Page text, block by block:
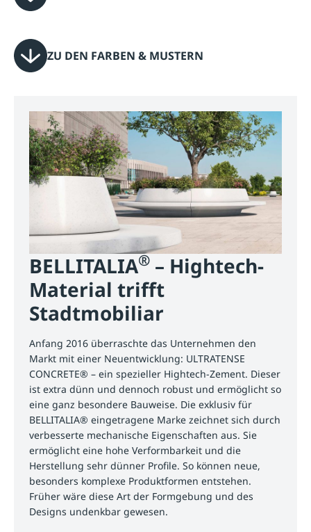
ZU DEN FARBEN & MUSTERN
BELLITALIA® – Hightech-
Material trifft
Stadtmobiliar
Anfang 2016 überraschte das Unternehmen den
Markt mit einer Neuentwicklung: ULTRATENSE
CONCRETE® – ein spezieller Hightech-Zement. Dieser
ist extra dünn und dennoch robust und ermöglicht so
eine ganz besondere Bauweise. Die exklusiv für
BELLITALIA® eingetragene Marke zeichnet sich durch
verbesserte mechanische Eigenschaften aus. Sie
ermöglicht eine hohe Verformbarkeit und die
Herstellung sehr dünner Profile. So können neue,
besonders komplexe Produktformen entstehen.
Früher wäre diese Art der Formgebung und des
Designs undenkbar gewesen.